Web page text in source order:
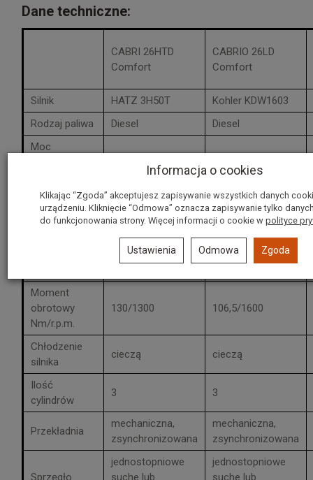
Dane techniczne:
CABRI 26HTD
Comfort
CABRIO 26LD
Comfort
Silnik HATZ 3H50T
Kohler KDW1603
Rodzaj paliwa
Diesel
Diesel
Moc
Max obroty
silnika
2800 2800
1464 1649
Moment
obrotowy
Nm/r.p.m.
130/1300 106,5/1600
Chłodzenie
silnika
cieczą cieczą
Ilość
cylindrów
3 3
Przekładnia
mechaniczna,
zsynchronizowana
mechaniczna,
zsynchronizowana
Sprzęgło
jednostopniowe
suche lub
jednostopniowe
suche lub
Informacja o cookies
Klikając “Zgoda” akceptujesz zapisywanie wszystkich danych
urządzeniu. Kliknięcie “Odmowa” oznacza zapisywanie tylko
do funkcjonowania strony. Więcej informacji o cookie w polityce
Ustawienia Odmowa Zgoda